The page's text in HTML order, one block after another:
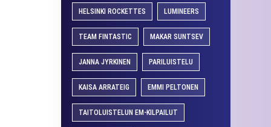
HELSINKI ROCKETTES LUMINEERS
TEAM FINTASTIC MAKAR SUNTSEV
JANNA JYRKINEN PARILUISTELU
KAISA ARRATEIG EMMI PELTONEN
TAITOLUISTELUN EM-KILPAILUT